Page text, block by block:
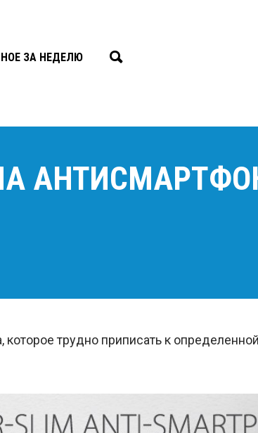
ЗА НЕДЕЛЮ
АНТИСМАРТФОН
трудно приписать к